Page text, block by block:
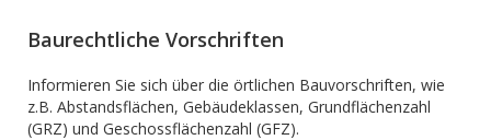
Baurechtliche Vorschriften
Informieren Sie sich über die örtlichen Bauvorschriften, wie
z.B. Abstandsflächen, Gebäudeklassen, Grundflächenzahl
(GRZ) und Geschossflächenzahl (GFZ).